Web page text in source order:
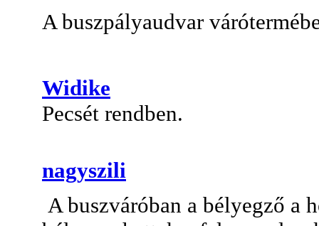
A buszpályaudvar
Widike
Pecsét rendben.
nagyszili
A buszváróban a bélyegző a